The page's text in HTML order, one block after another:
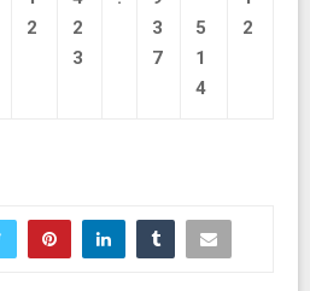
2
2
3
3
7
5
1
4
2